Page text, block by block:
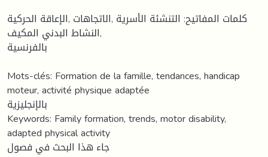
كلمات المفاتيح: التنشئة الأسرية ,الاتجاهات ,الإعاقة الحركية
,النشاط البدني المكيف
بالفرنسية
Mots-clés: Formation de la famille, tendances, handicap
moteur, activité physique adaptée
بالإنجليزية
Keywords: Family formation, trends, motor disability,
adapted physical activity
جاء هذا البحث في فصول